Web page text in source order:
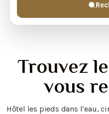
Trouvez
vous
Hôtel les pieds dans l’eau,